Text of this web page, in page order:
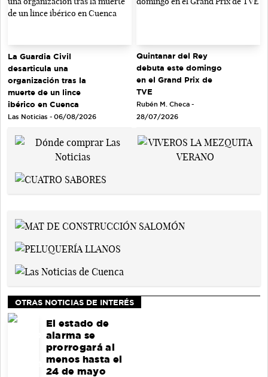
La Guardia Civil
desarticula una
organización tras la
muerte de un lince
ibérico en Cuenca
Las Noticias - 06/08/2026
Quintanar del Rey
debuta este domingo
en el Grand Prix de
TVE
Rubén M. Checa -
28/07/2026
OTRAS NOTICIAS DE INTERÉS
El estado de
alarma se
prorrogará al
menos hasta el
24 de mayo